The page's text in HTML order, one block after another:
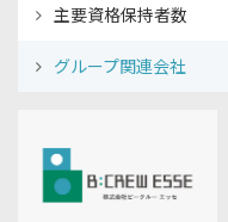
主要資格保持者数
グループ関連会社